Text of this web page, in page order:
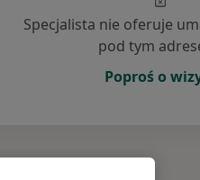
na pytania (64)
Specjalista nie oferuje
pod tym
Poproś o